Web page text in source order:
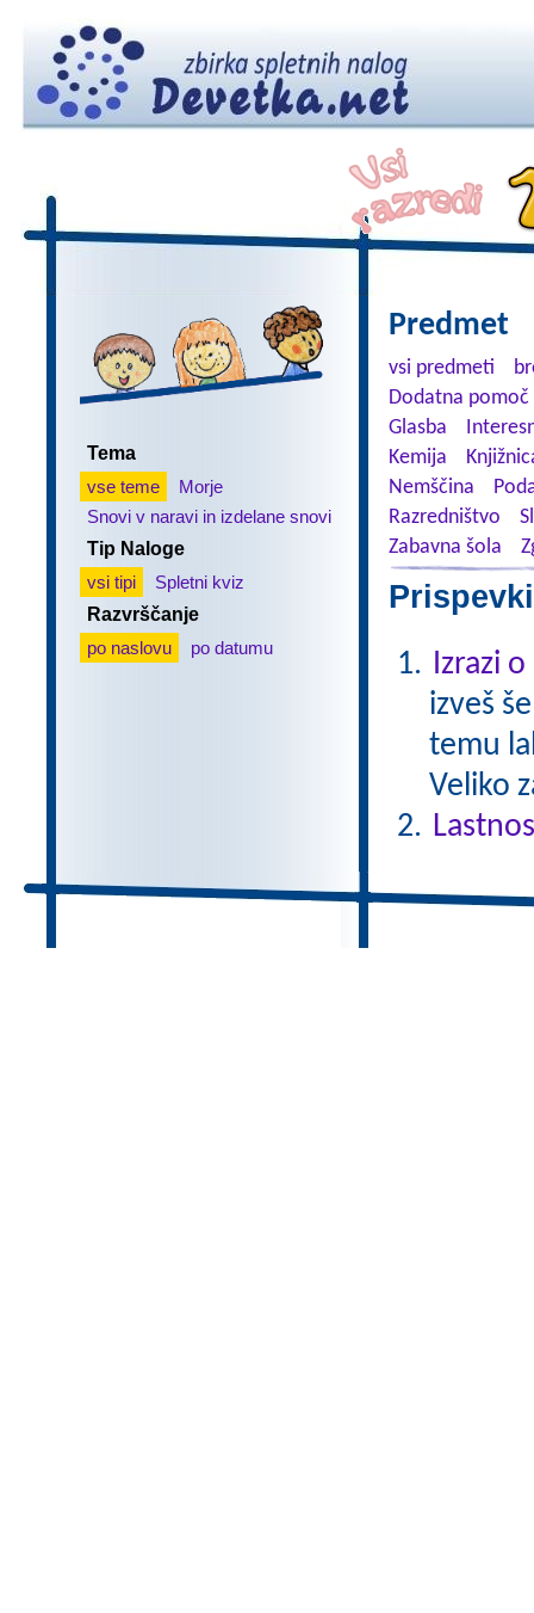
Tema
vse teme
Morje
Snovi v naravi in izdelane snovi
Tip Naloge
vsi tipi
Spletni kviz
Razvrščanje
po naslovu
po datumu
Predmet
vsi predmeti
Dodatna
Glasba
Kemija
Nemščina
Razredništvo
Zabavna šola
Izrazi
izveš
temu
Veliko